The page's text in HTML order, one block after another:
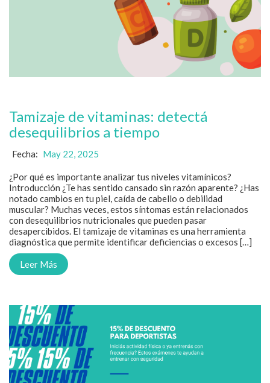
Tamizaje de vitaminas: detectá
desequilibrios a tiempo
Fecha: May 22, 2025
¿Por qué es importante analizar tus niveles vitamínicos?
Introducción ¿Te has sentido cansado sin razón aparente? ¿Has
notado cambios en tu piel, caída de cabello o debilidad
muscular? Muchas veces, estos síntomas están relacionados
con desequilibrios nutricionales que pueden pasar
desapercibidos. El tamizaje de vitaminas es una herramienta
diagnóstica que permite identificar deficiencias o excesos […]
Leer Más